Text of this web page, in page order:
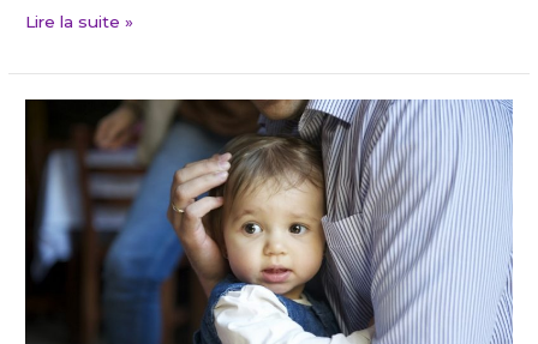
Lire la suite »
porter
une
attention
particulière
aux
temps